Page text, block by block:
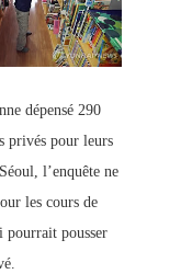
dépensé 290
privés pour leurs
l’enquête ne
les cours de
pourrait pousser